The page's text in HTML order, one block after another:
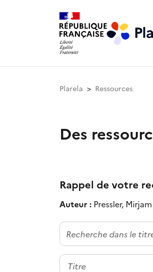
Plarela Ressources
Des
Rappel de votre
Auteur : Pressler, Mirjam